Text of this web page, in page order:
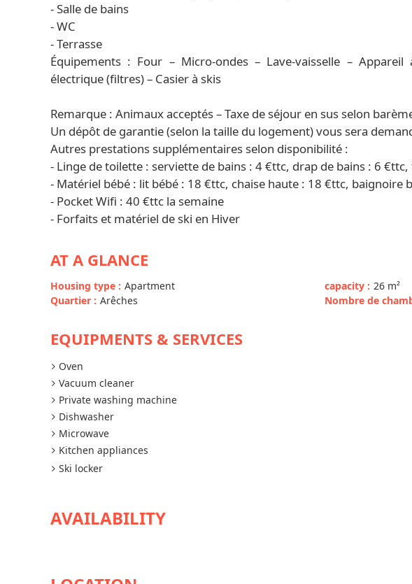
- Salle de bains
- WC
- Terrasse
Équipements : Four – Micro-ondes – Lave-vaisselle –
électrique (filtres) – Casier à skis
Remarque : Animaux acceptés – Taxe de séjour en sus selon
Un dépôt de garantie (selon la taille du logement) vous sera
Autres prestations supplémentaires selon disponibilité :
- Linge de toilette : serviette de bains : 4 €ttc, drap de bains : 6
- Matériel bébé : lit bébé : 18 €ttc, chaise haute : 18 €ttc, baignoire
- Pocket Wifi : 40 €ttc la semaine
- Forfaits et matériel de ski en Hiver
AT A GLANCE
Housing type : Apartment
Quartier : Arêches
capacity : 26 m²
Nombre de
EQUIPMENTS & SERVICES
Oven
Vacuum cleaner
Private washing machine
Dishwasher
Microwave
Kitchen appliances
Ski locker
AVAILABILITY